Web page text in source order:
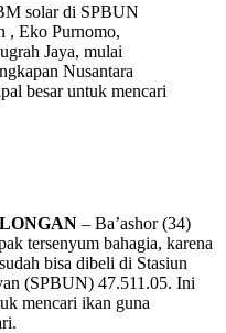
solar di SPBUN
, Eko Purnomo,
Jaya, mulai
Nusantara
besar untuk mencari
– Ba’ashor (34)
tersenyum bahagia, karena
bisa dibeli di Stasiun
(SPBUN) 47.511.05. Ini
mencari ikan guna